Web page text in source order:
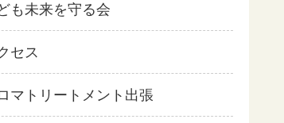
も未来を守る会
セス
マトリートメント出張